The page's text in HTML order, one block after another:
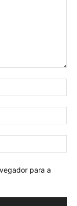
para a